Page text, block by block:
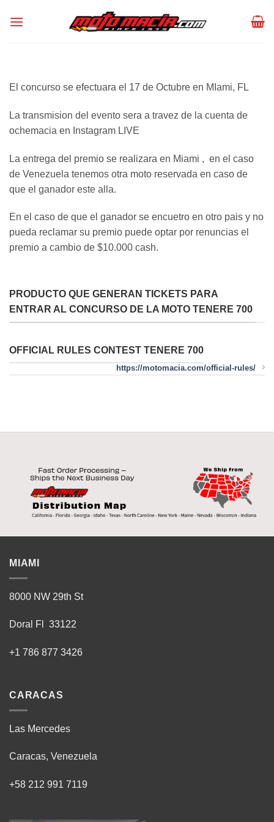
El concurso se efectuara el 17 de Octubre en MIami, FL
La transmision del evento sera a travez de la cuenta de
ochemacia en Instagram LIVE
La entrega del premio se realizara en Miami , en el caso
de Venezuela tenemos otra moto reservada en caso de
que el ganador este alla.
En el caso de que el ganador se encuetro en otro pais y no
pueda reclamar su premio puede optar por renuncias el
premio a cambio de $10.000 cash.
PRODUCTO QUE GENERAN TICKETS PARA
ENTRAR AL CONCURSO DE LA MOTO TENERE 700
OFFICIAL RULES CONTEST TENERE 700
https://motomacia.com/official-rules/
MIAMI
8000 NW 29th St
Doral Fl 33122
+1 786 877 3426
CARACAS
Las Mercedes
Caracas, Venezuela
+58 212 991 7119